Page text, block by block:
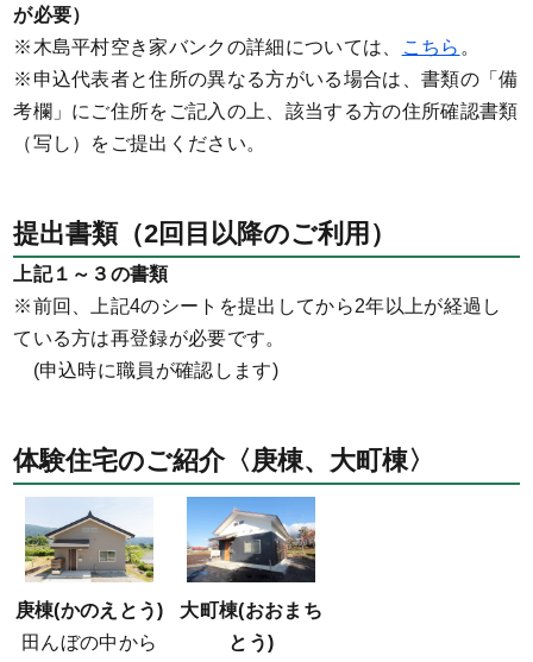
が必要）
※木島平村空き家バンクの詳細については、
こちら 。
※申込代表者と住所の異なる方がいる場合は、書類の「備
考欄」にご住所をご記入の上、該当する方の住所確認書類
（写し）をご提出ください。
提出書類（2回目以降のご利用）
上記１～３の書類
※前回、上記4のシートを提出してから2年以上が経過し
ている方は再登録が必要です。
(申込時に職員が確認します)
体験住宅のご紹介〈庚棟、大町棟〉
庚棟(かのえとう)
田んぼの中から
大町棟(おおまち
とう)